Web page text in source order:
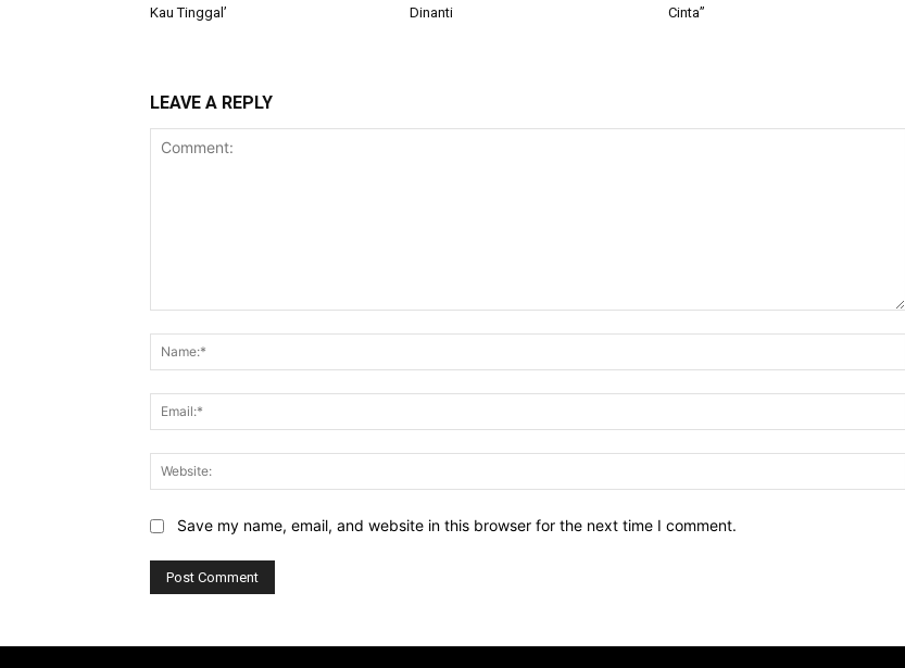
Kau Tinggal’
Dinanti
Cinta”
LEAVE A REPLY
Save my name, email, and website in this browser for the next time I comment.